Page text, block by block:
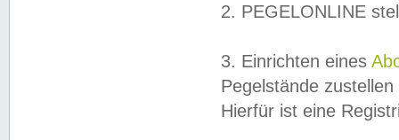
2. PEGELONLINE
3. Einrichten eines
Pegelstände
Hierfür ist eine